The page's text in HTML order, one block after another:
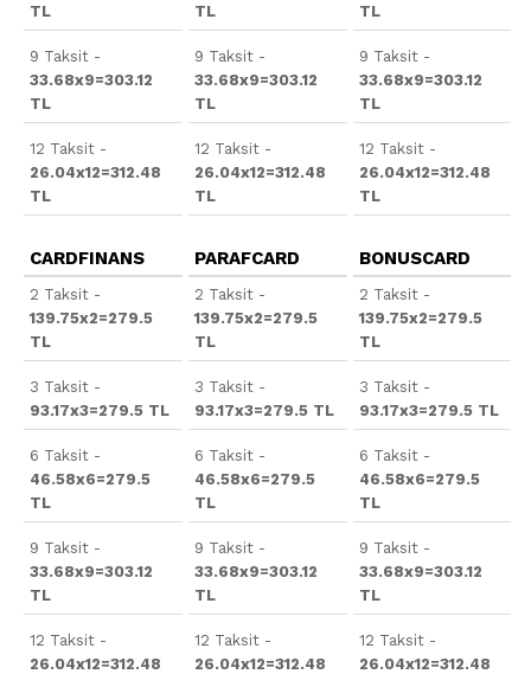
TL
9 Taksit -
33.68x9=303.12
TL
12 Taksit -
26.04x12=312.48
TL
TL
9 Taksit -
33.68x9=303.12
TL
12 Taksit -
26.04x12=312.48
TL
TL
9 Taksit -
33.68x9=303.12
TL
12 Taksit -
26.04x12=312.48
TL
CARDFINANS
2 Taksit -
139.75x2=279.5
TL
3 Taksit -
93.17x3=279.5 TL
6 Taksit -
46.58x6=279.5
TL
9 Taksit -
33.68x9=303.12
TL
12 Taksit -
26.04x12=312.48
PARAFCARD
2 Taksit -
139.75x2=279.5
TL
3 Taksit -
93.17x3=279.5 TL
6 Taksit -
46.58x6=279.5
TL
9 Taksit -
33.68x9=303.12
TL
12 Taksit -
26.04x12=312.48
BONUSCARD
2 Taksit -
139.75x2=279.5
TL
3 Taksit -
93.17x3=279.5 TL
6 Taksit -
46.58x6=279.5
TL
9 Taksit -
33.68x9=303.12
TL
12 Taksit -
26.04x12=312.48